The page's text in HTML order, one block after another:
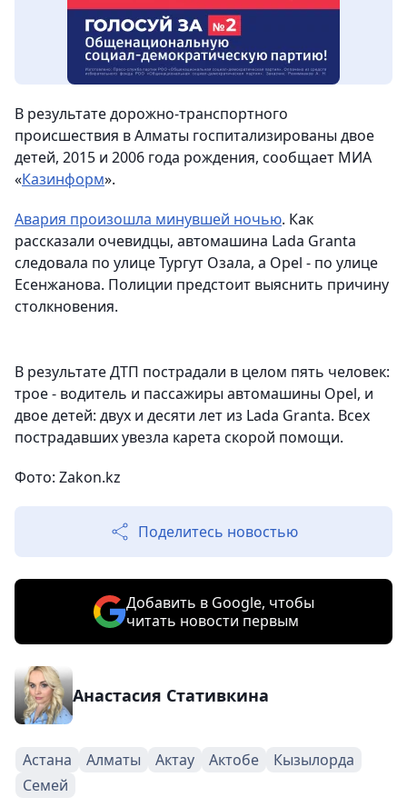
В результате дорожно-транспортного
происшествия в Алматы госпитализированы двое
детей, 2015 и 2006 года рождения, сообщает МИА
«Казинформ».
Авария произошла минувшей ночью. Как
рассказали очевидцы, автомашина Lada Granta
следовала по улице Тургут Озала, а Opel - по улице
Есенжанова. Полиции предстоит выяснить причину
столкновения.
В результате ДТП пострадали в целом пять человек:
трое - водитель и пассажиры автомашины Opel, и
двое детей: двух и десяти лет из Lada Granta. Всех
пострадавших увезла карета скорой помощи.
Фото: Zakon.kz
Поделитесь новостью
Добавить в Google, чтобы
читать новости первым
Анастасия Стативкина
Астана Алматы Актау Актобе
Кызылорда
Семей